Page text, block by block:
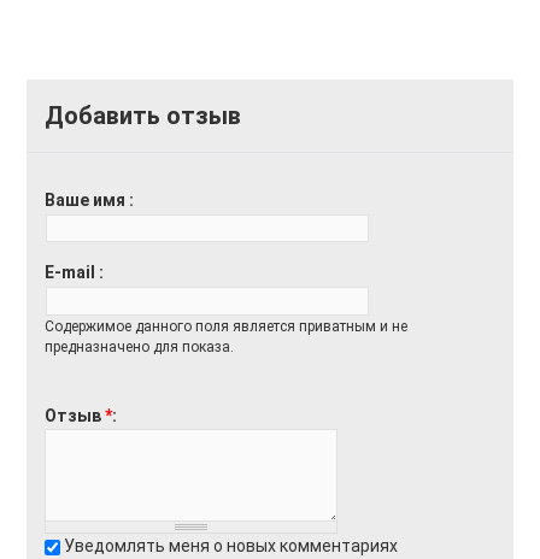
Добавить отзыв
Ваше имя
E-mail
Содержимое данного поля является приватным и не
предназначено для показа.
Отзыв*
Уведомлять меня о новых комментариях